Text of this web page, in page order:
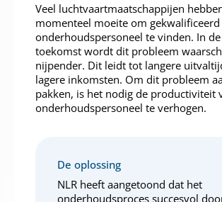
Veel luchtvaartmaatschappijen
momenteel moeite om gekwalificeerd
onderhoudspersoneel te vinden. In
toekomst wordt dit probleem
nijpender. Dit leidt tot langere
lagere inkomsten. Om dit probleem
pakken, is het nodig de productiviteit
onderhoudspersoneel te verhogen.
De oplossing
NLR heeft aangetoond dat het
onderhoudsproces succesvol